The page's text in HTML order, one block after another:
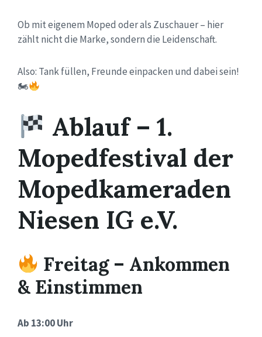
Ob mit eigenem Moped oder als Zuschauer – hier
zählt nicht die Marke, sondern die Leidenschaft.
Also: Tank füllen, Freunde einpacken und dabei sein!
🏍
Ablauf – 1.
Mopedfestival der
Mopedkameraden
Niesen IG e.V.
Freitag – Ankommen
& Einstimmen
Ab 13:00 Uhr